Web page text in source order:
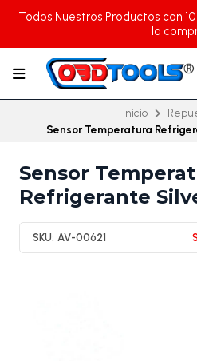
Todos Nuestros Productos con
la
Inicio
Sensor Temperatura
Sensor
Refrigerante
SKU: AV-00621